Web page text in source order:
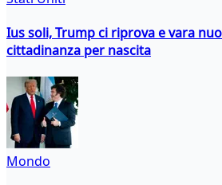
Ius soli, Trump ci riprova e vara
cittadinanza per nascita
Mondo